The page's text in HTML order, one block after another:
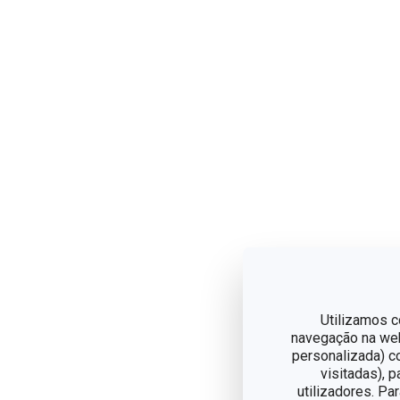
Utilizamos
navegação na
personalizada)
visitadas),
utilizadores.